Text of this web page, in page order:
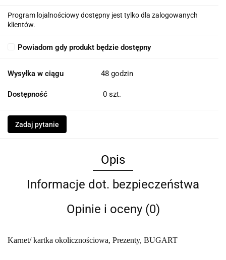
Program lojalnościowy dostępny jest tylko dla zalogowanych
klientów.
Powiadom gdy produkt będzie dostępny
Wysyłka w ciągu 48 godzin
Dostępność 0 szt.
Zadaj pytanie
Opis
Informacje dot. bezpieczeństwa
Opinie i oceny (0)
Karnet/ kartka okolicznościowa, Prezenty, BUGART